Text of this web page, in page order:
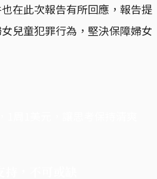
也在此次報告有所回應，報告提
兒童犯罪行為，堅決保障婦女